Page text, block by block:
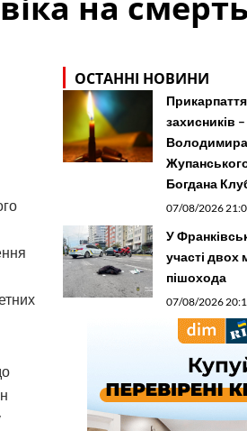
ОСТАННІ НОВИНИ
захисників
Богдана
07/08/2026
У
участі двох
пішохода
07/08/2026